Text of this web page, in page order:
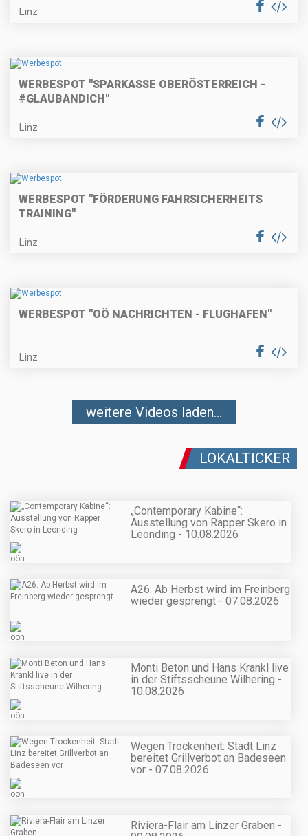
Linz
WERBESPOT "SPARKASSE OBERÖSTERREICH -
#GLAUBANDICH"
Linz
WERBESPOT "FÖRDERUNG FAHRSICHERHEITS
TRAINING"
Linz
WERBESPOT "OÖ NACHRICHTEN - FLUGHAFEN"
Linz
weitere Videos laden...
LOKALTICKER
„Contemporary Kabine“:
Ausstellung von Rapper Skero in
Leonding - 10.08.2026
A26: Ab Herbst wird im Freinberg
wieder gesprengt - 07.08.2026
Monti Beton und Hans Krankl live
in der Stiftsscheune Wilhering -
10.08.2026
Wegen Trockenheit: Stadt Linz
bereitet Grillverbot an Badeseen
vor - 07.08.2026
Riviera-Flair am Linzer Graben -